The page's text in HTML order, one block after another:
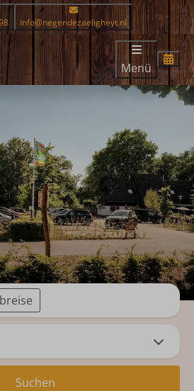
info@negendezaeligheyt.nl
Menü
Suchen